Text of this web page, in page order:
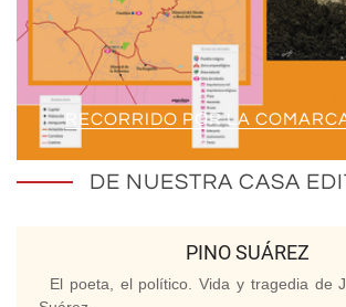
RECORRIDO POR LA
DE NUESTRA CASA
PINO SUÁREZ
El poeta, el político. Vida y tragedia de